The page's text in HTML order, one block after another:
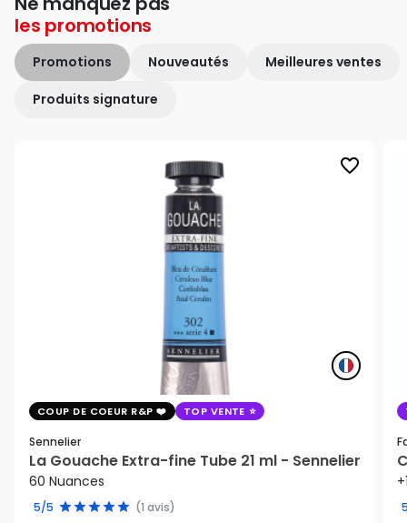
les promotions
Promotions Nouveautés Meilleures ventes
Produits signature
favorite_border
COUP DE COEUR R&P TOP VENTE
Sennelier
La Gouache Extra-fine Tube 21 ml - Sennelier
60 Nuances
5/5 (1 avis)